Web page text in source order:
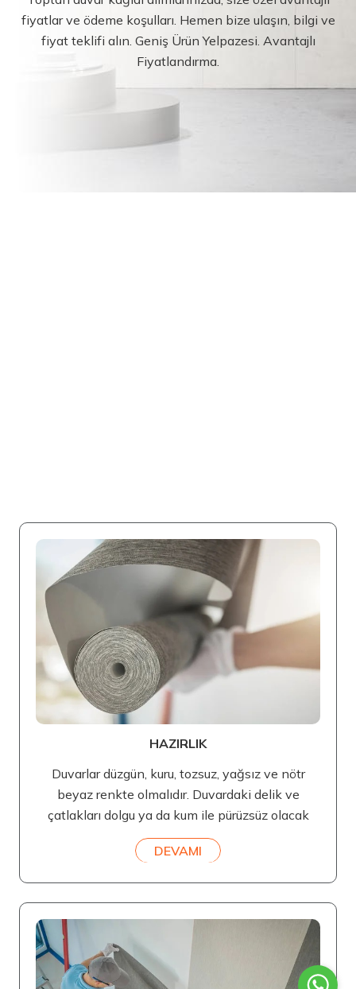
fiyatlar ve ödeme koşulları. Hemen bize ulaşın, bilgi ve
fiyat teklifi alın. Geniş Ürün Yelpazesi. Avantajlı
Fiyatlandırma.
HAZIRLIK
Duvarlar düzgün, kuru, tozsuz, yağsız ve nötr
beyaz renkte olmalıdır. Duvardaki delik ve
çatlakları dolgu ya da kum ile pürüzsüz olacak
DEVAMI